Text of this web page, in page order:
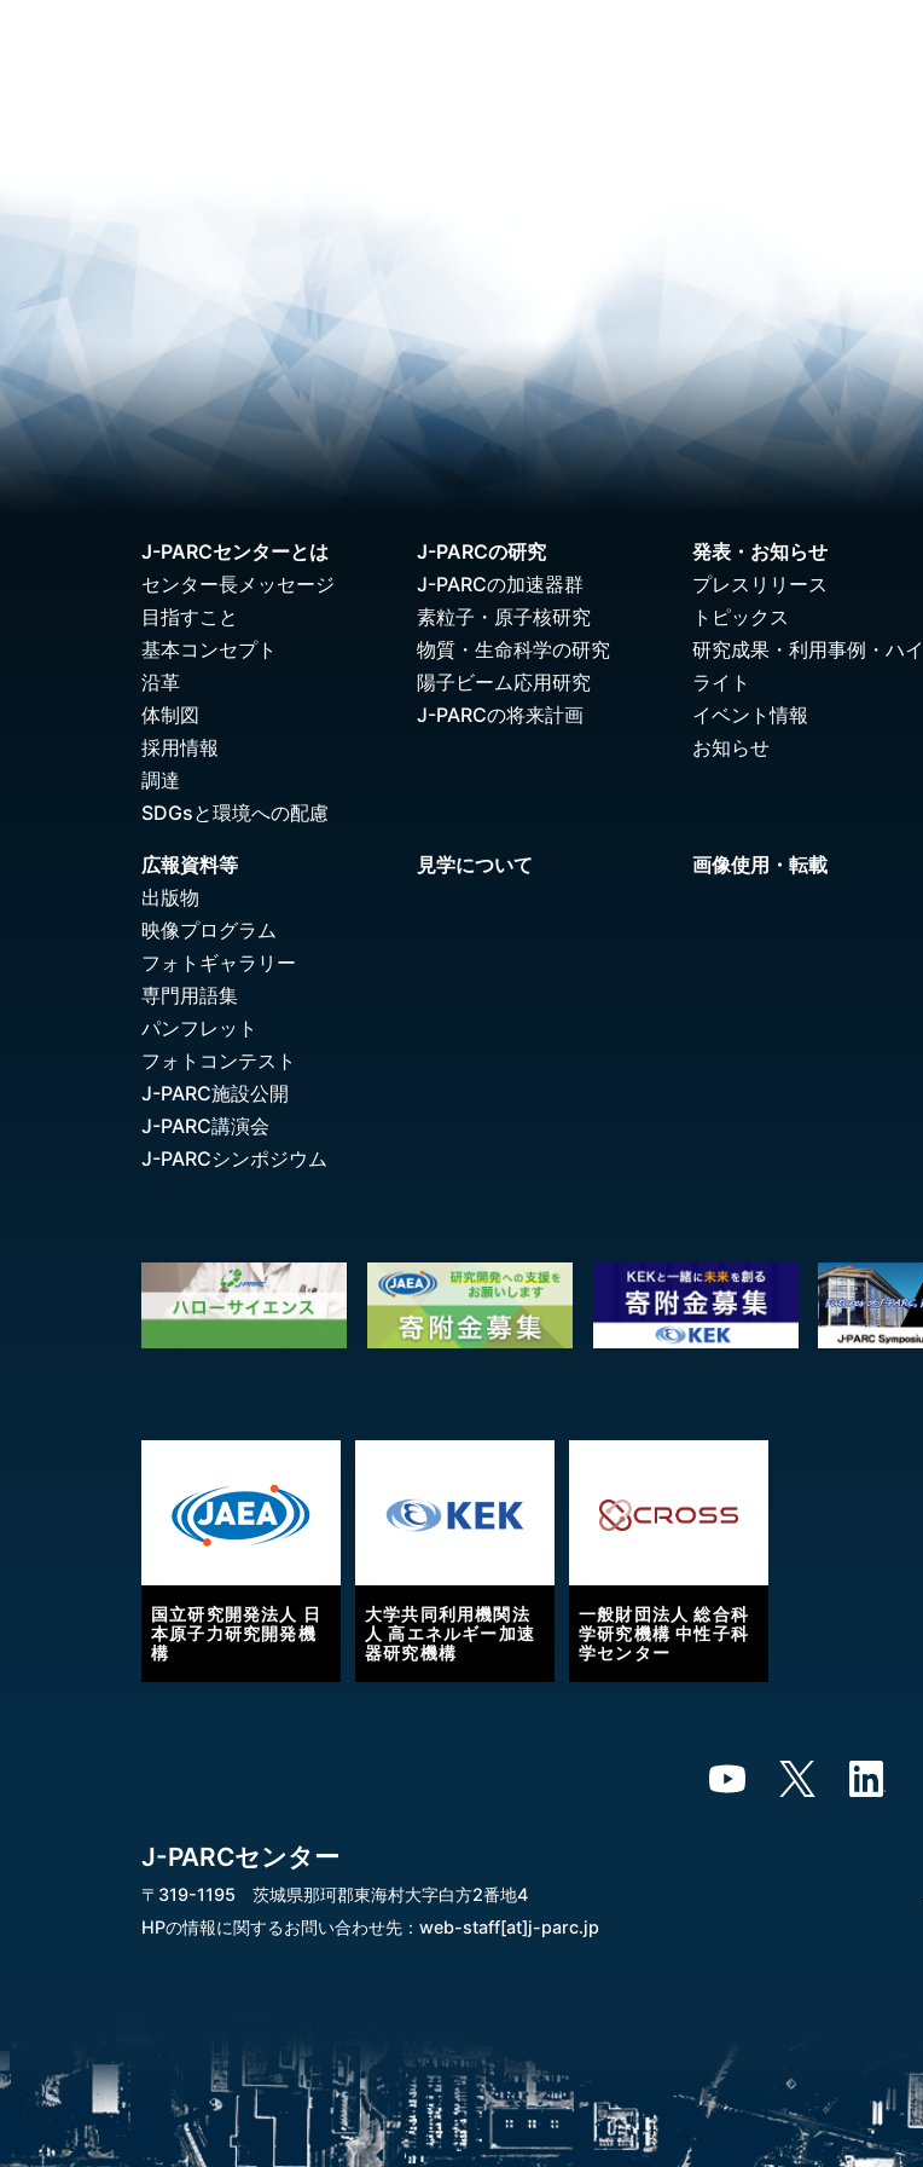
J-PARCセンターとは
センター長メッセージ
目指すこと
基本コンセプト
沿革
体制図
採用情報
調達
SDGsと環境への配慮
J-PARCの研究
J-PARCの加速器群
素粒子・原子核研究
物質・生命科学の研究
陽子ビーム応用研究
J-PARCの将来計画
発表・お知らせ
プレスリリース
トピックス
研究成果・利用事例・ハイ
ライト
イベント情報
お知らせ
広報資料等
出版物
映像プログラム
フォトギャラリー
専門用語集
パンフレット
フォトコンテスト
J-PARC施設公開
J-PARC講演会
J-PARCシンポジウム
見学について 画像使用・転載
国立研究開発法人 日
本原子力研究開発機
構
大学共同利用機関法
人 高エネルギー加速
器研究機構
一般財団法人 総合科
学研究機構 中性子科
学センター
J-PARCセンター
〒319-1195 茨城県那珂郡東海村大字白方2番地4
HPの情報に関するお問い合わせ先： web-staff[at]j-parc.jp